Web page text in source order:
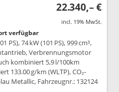
22.340,– €
incl. 19% MwSt.
verfügbar
PS), 74 kW (101 PS), 999 cm³,
Verbrennungsmotor
kombiniert 5,9 l/100km
133.00 g/km (WLTP), CO₂-
Metallic, Fahrzeugnr.: 132124